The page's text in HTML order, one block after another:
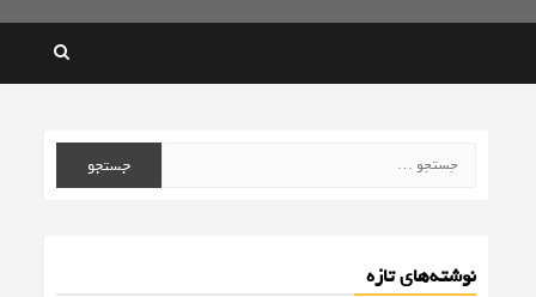
برای:
نوشته‌های تازه